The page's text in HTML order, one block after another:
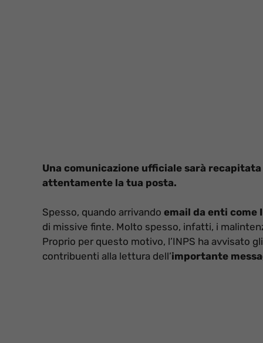
Una comunicazione ufficiale sarà
attentamente la tua posta.
Spesso, quando arrivando email da enti come
di missive finte. Molto spesso, infatti, i
Proprio per questo motivo, l’INPS ha avvisato
contribuenti alla lettura dell’importante